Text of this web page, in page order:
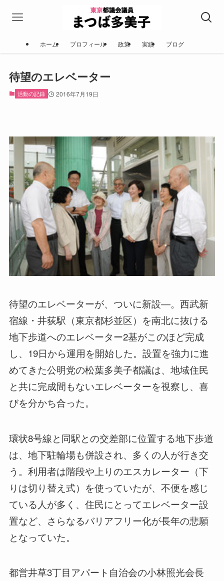
ホーム プロフィール 政策 実績 ブログ
待望のエレベーター
活動の記録 2016年7月19日
待望のエレベーターが、ついに新設―。西武新
宿線・井荻駅（東京都杉並区）を南北に抜ける
地下歩道へのエレベーター2基がこのほど完成
し、19日から運用を開始した。設置を強力に進
めてきた公明党の松葉多美子都議は、地域住民
と共に完成間もないエレベーターを視察し、喜
びを分かち合った。
環状8号線と同駅との交差部に位置する地下歩道
は、地下駐輪場も併設され、多くの人が行き交
う。利用者は階段や上りのエスカレーター（下
りは切り替え式）を使っていたが、不便を感じ
ている人が多く、住民にとってエレベーター設
置など、さらなるバリアフリー化が長年の悲願
となっていた。
都営井草3丁目アパート自治会の小林照光会長